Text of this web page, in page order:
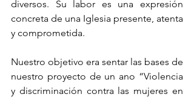
diversos. Su labor es una expresión
concreta de una Iglesia presente, atenta
y comprometida.
Nuestro objetivo era sentar las bases de
nuestro proyecto de un ano “Violencia
y discriminación contra las mujeres en